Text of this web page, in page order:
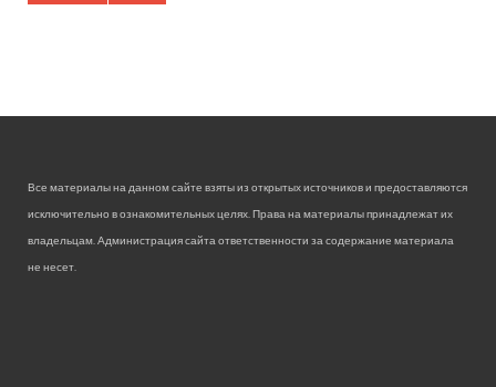
Все материалы на данном сайте взяты из открытых источников и предоставляются
исключительно в ознакомительных целях. Права на материалы принадлежат их
владельцам. Администрация сайта ответственности за содержание материала
не несет.